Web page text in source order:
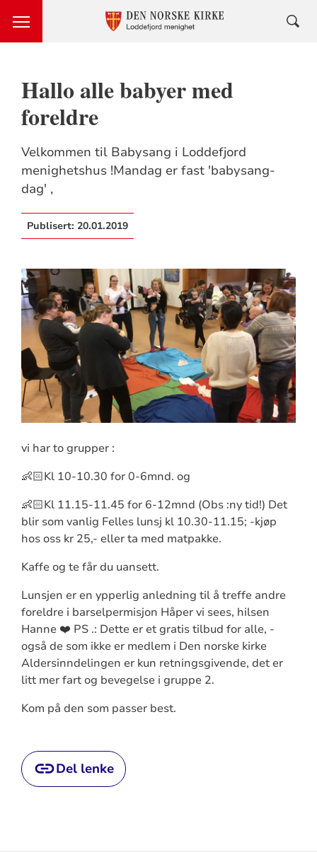
Hallo alle babyer med
foreldre
Velkommen til Babysang i Loddefjord
menighetshus !Mandag er fast 'babysang-
dag' ,
Publisert: 20.01.2019
vi har to grupper :
👶🏻Kl 10-10.30 for 0-6mnd. og
👶🏻Kl 11.15-11.45 for 6-12mnd (Obs :ny tid!) Det
blir som vanlig Felles lunsj kl 10.30-11.15; -kjøp
hos oss kr 25,- eller ta med matpakke.
Kaffe og te får du uansett.
Lunsjen er en ypperlig anledning til å treffe andre
foreldre i barselpermisjon Håper vi sees, hilsen
Hanne ❤️ PS .: Dette er et gratis tilbud for alle, -
også de som ikke er medlem i Den norske kirke
Aldersinndelingen er kun retningsgivende, det er
litt mer fart og bevegelse i gruppe 2.
Kom på den som passer best.
Del lenke